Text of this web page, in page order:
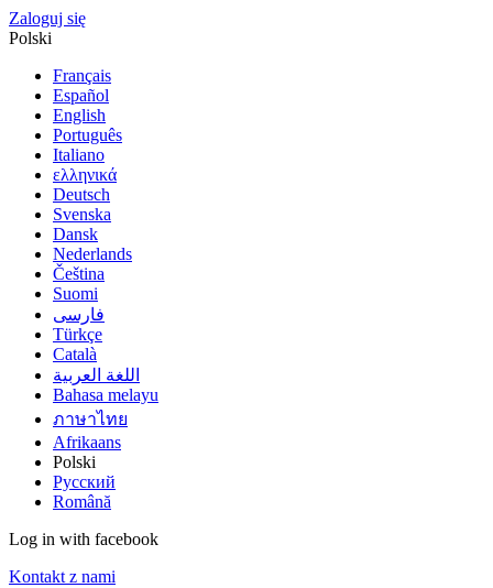
Zaloguj się
Polski
Français
Español
English
Português
Italiano
ελληνικά
Deutsch
Svenska
Dansk
Nederlands
Čeština
Suomi
فارسى
Türkçe
Català
اللغة العربية
Bahasa melayu
ภาษาไทย
Afrikaans
Polski
Русский
Română
Log in with facebook
Kontakt z nami